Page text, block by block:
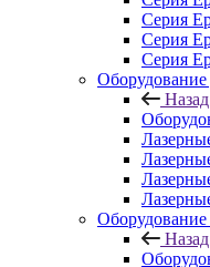
Серия
Серия
Серия
Оборудование
Назад
Назад